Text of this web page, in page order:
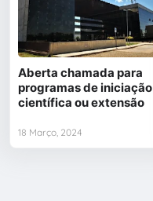
Aberta chamada para
programas de iniciação
científica ou extensão
18 Março, 2024